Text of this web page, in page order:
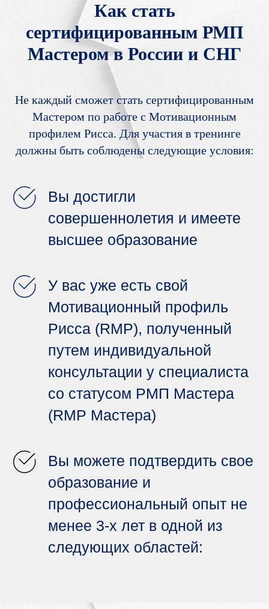
Как стать
сертифицированным РМП
Мастером в России и СНГ
Не каждый сможет стать сертифицированным
Мастером по работе с Мотивационным
профилем Рисса. Для участия в тренинге
должны быть соблюдены следующие условия:
Вы достигли
совершеннолетия и имеете
высшее образование
У вас уже есть свой
Мотивационный профиль
Рисса (RMP), полученный
путем индивидуальной
консультации у специалиста
со статусом РМП Мастера
(RMP Мастера)
Вы можете подтвердить свое
образование и
профессиональный опыт не
менее 3-х лет в одной из
следующих областей: